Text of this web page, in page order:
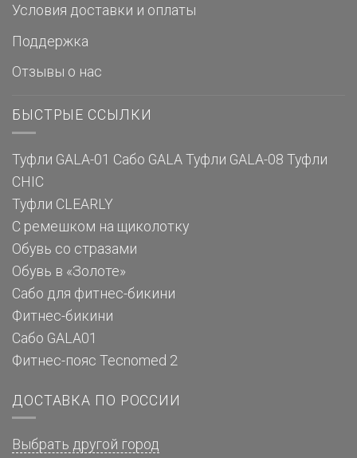
Условия доставки и оплаты
Поддержка
Отзывы о нас
БЫСТРЫЕ ССЫЛКИ
Туфли GALA-01 Сабо GALA Туфли GALA-08 Туфли
CHIC
Туфли CLEARLY
С ремешком на щиколотку
Обувь со стразами
Обувь в «Золоте»
Сабо для фитнес-бикини
Фитнес-бикини
Сабо GALA01
Фитнес-пояс Tecnomed 2
ДОСТАВКА ПО РОССИИ
Выбрать другой город